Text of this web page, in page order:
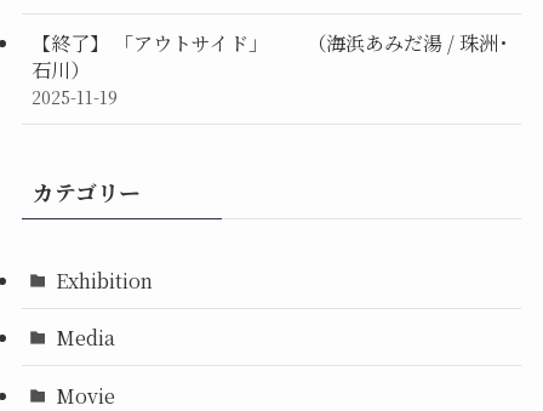
【終了】 「アウトサイド」 （海浜あみだ湯 / 珠洲･
石川）
2025-11-19
カテゴリー
Exhibition
Media
Movie